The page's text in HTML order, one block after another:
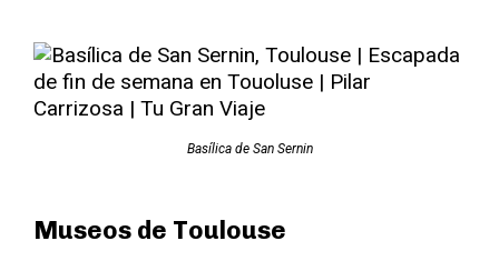
Basílica de San Sernin
Museos de Toulouse